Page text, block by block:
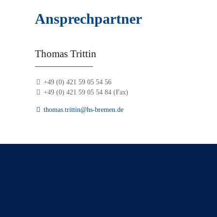
Ansprechpartner
Thomas Trittin
+49 (0) 421 59 05 54 56
+49 (0) 421 59 05 54 84 (Fax)
thomas.trittin@hs-bremen.de